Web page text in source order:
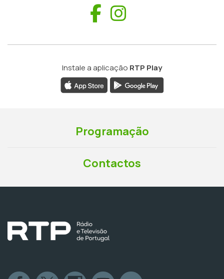
Facebook
Instale a aplicação RTP Play
Programação
Contactos